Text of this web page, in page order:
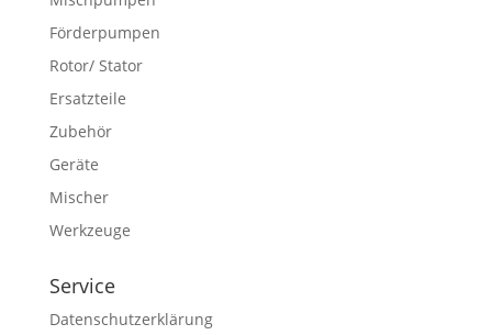
Förderpumpen
Rotor/ Stator
Ersatzteile
Zubehör
Geräte
Mischer
Werkzeuge
Service
Datenschutzerklärung